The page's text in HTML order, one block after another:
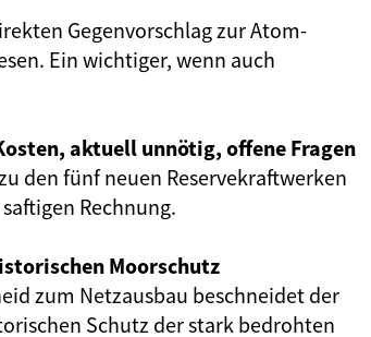
Gegenvorschlag zur Atom-
Ein wichtiger, wenn auch
aktuell unnötig, offene Fragen
den fünf neuen Reservekraftwerken
Rechnung.
Moorschutz
zum Netzausbau beschneidet der
Schutz der stark bedrohten